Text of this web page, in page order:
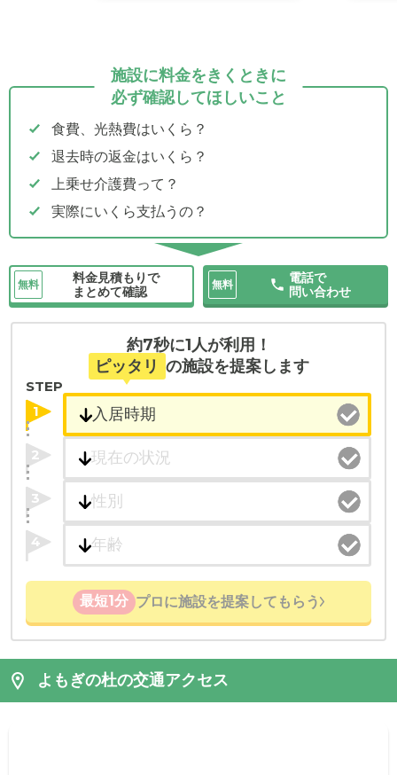
施設に料金をきくときに
必ず確認してほしいこと
食費、光熱費はいくら？
退去時の返金はいくら？
上乗せ介護費って？
実際にいくら支払うの？
無料
料金見積もりで
まとめて確認
無料
電話で
問い合わせ
約7秒に1人が利用！
ピッタリ の施設を提案します
STEP
1
2
3
4
最短1分 プロに施設を提案してもらう
よもぎの杜の交通アクセス